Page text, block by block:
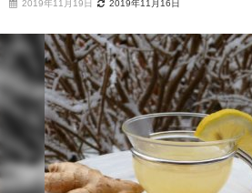
2019年11月19日 2019年11月16日